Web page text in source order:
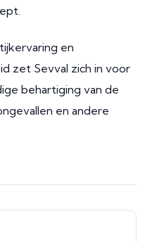
en
zet Sevval zich in voor
behartiging van de
en andere